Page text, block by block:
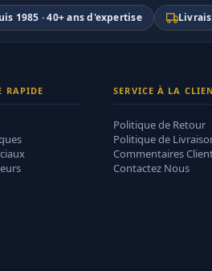
1985 · 40+ ans d'expertise
RAPIDE SERVICE À LA
Politique de Retour
Politique de
Commentaires
Contactez Nous